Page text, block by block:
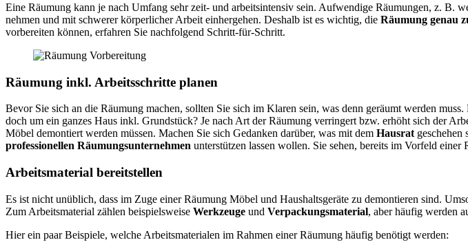
Eine Räumung kann je nach Umfang sehr zeit- und arbeitsintensiv sein. Aufwendige Räumungen, z. B.
nehmen und mit schwerer körperlicher Arbeit einhergehen. Deshalb ist es wichtig, die Räumung genau
vorbereiten können, erfahren Sie nachfolgend Schritt-für-Schritt.
Räumung inkl. Arbeitsschritte planen
Bevor Sie sich an die Räumung machen, sollten Sie sich im Klaren sein, was denn geräumt werden
doch um ein ganzes Haus inkl. Grundstück? Je nach Art der Räumung verringert bzw. erhöht sich der
Möbel demontiert werden müssen. Machen Sie sich Gedanken darüber, was mit dem Hausrat geschehen
professionellen Räumungsunternehmen unterstützen lassen wollen. Sie sehen, bereits im Vorfeld
Arbeitsmaterial bereitstellen
Es ist nicht unüblich, dass im Zuge einer Räumung Möbel und Haushaltsgeräte zu demontieren sind.
Zum Arbeitsmaterial zählen beispielsweise Werkzeuge und Verpackungsmaterial, aber häufig werden
Hier ein paar Beispiele, welche Arbeitsmaterialen im Rahmen einer Räumung häufig benötigt werden: